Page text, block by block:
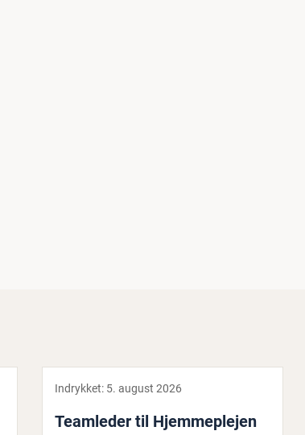
Indrykket: 5. august 2026
Teamleder til Hjem­meplej­en